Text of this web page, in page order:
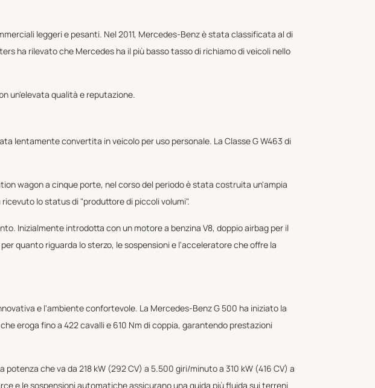
leggeri e pesanti. Nel 2011, Mercedes-Benz è stata classificata al di
ha rilevato che Mercedes ha il più basso tasso di richiamo di veicoli nello
un'elevata qualità e reputazione.
lentamente convertita in veicolo per uso personale. La Classe G W463 di
wagon a cinque porte, nel corso del periodo è stata costruita un'ampia
lo status di "produttore di piccoli volumi".
Inizialmente introdotta con un motore a benzina V8, doppio airbag per il
quanto riguarda lo sterzo, le sospensioni e l'acceleratore che offre la
e l'ambiente confortevole. La Mercedes-Benz G 500 ha iniziato la
eroga fino a 422 cavalli e 610 Nm di coppia, garantendo prestazioni
che va da 218 kW (292 CV) a 5.500 giri/minuto a 310 kW (416 CV) a
e le sospensioni automatiche assicurano una guida più fluida sui terreni